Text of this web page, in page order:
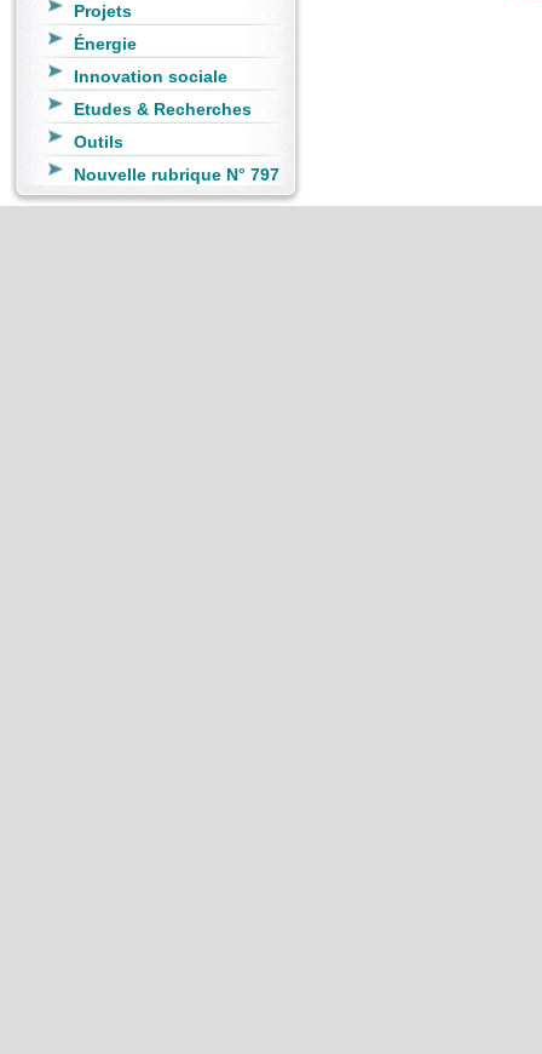
Projets
Énergie
Innovation sociale
Etudes & Recherches
Outils
Nouvelle rubrique N° 797